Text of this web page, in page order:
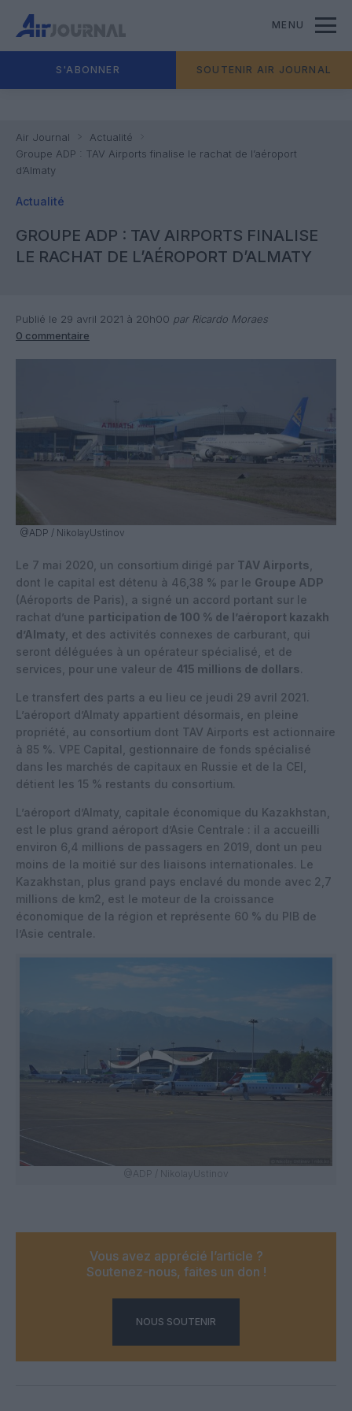
MENU
S'ABONNER SOUTENIR AIR JOURNAL
Air Journal
Actualité
Groupe ADP : TAV Airports finalise le rachat de l’aéroport
d’Almaty
Actualité
GROUPE ADP : TAV AIRPORTS FINALISE
LE RACHAT DE L’AÉROPORT D’ALMATY
Publié le 29 avril 2021 à 20h00 par Ricardo Moraes
0 commentaire
@ADP / NikolayUstinov
Le 7 mai 2020, un consortium dirigé par TAV Airports
dont le capital est détenu à 46,38 % par le Groupe ADP
(Aéroports de Paris), a signé un accord portant sur le
rachat d’une participation de 100 % de l’aéroport kazakh
d’Almaty , et des activités connexes de carburant, qui
seront déléguées à un opérateur spécialisé, et de
services, pour une valeur de 415 millions de dollars.
Le transfert des parts a eu lieu ce jeudi 29 avril 2021.
L’aéroport d’Almaty appartient désormais, en pleine
propriété, au consortium dont TAV Airports est actionnaire
à 85 %. VPE Capital, gestionnaire de fonds spécialisé
dans les marchés de capitaux en Russie et de la CEI,
détient les 15 % restants du consortium.
L’aéroport d’Almaty, capitale économique du Kazakhstan,
est le plus grand aéroport d’Asie Centrale : il a accueilli
environ 6,4 millions de passagers en 2019, dont un peu
moins de la moitié sur des liaisons internationales. Le
Kazakhstan, plus grand pays enclavé du monde avec 2,7
millions de km2, est le moteur de la croissance
économique de la région et représente 60 % du PIB de
l’Asie centrale.
@ADP / NikolayUstinov
Vous avez apprécié l’article ?
Soutenez-nous, faites un don !
NOUS SOUTENIR